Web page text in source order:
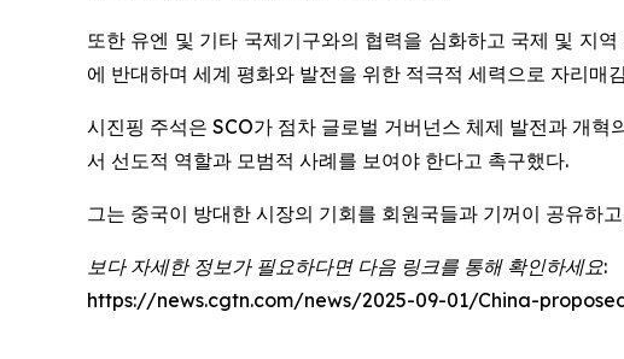
또한 유엔 및 기타 국제기구와의 협력을 심화하고 국제 및 지
에 반대하며 세계 평화와 발전을 위한 적극적 세력으로 자리매
시진핑 주석은 SCO가 점차 글로벌 거버넌스 체제 발전과 개
서 선도적 역할과 모범적 사례를 보여야 한다고 촉구했다.
그는 중국이 방대한 시장의 기회를 회원국들과 기꺼이 공유하
보다 자세한 정보가 필요하다면 다음 링크를 통해 확인하세요:
https://news.cgtn.com/news/2025-09-01/China-